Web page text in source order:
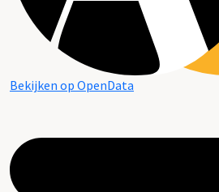
Bekijken op OpenData